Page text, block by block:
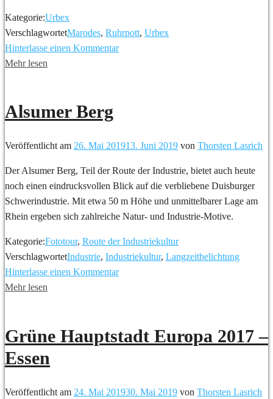
Kategorie:Urbex
VerschlagwortetMarodes, Ruhrpott, Urbex
Hinterlasse einen Kommentar
Mehr lesen
Alsumer Berg
Veröffentlicht am 26. Mai 201913. Juni 2019 von Thorsten Lasrich
Der Alsumer Berg, Teil der Route der Industrie, bietet auch heute
noch einen eindrucksvollen Blick auf die verbliebene Duisburger
Schwerindustrie. Mit etwa 50 m Höhe und unmittelbarer Lage am
Rhein ergeben sich zahlreiche Natur- und Industrie-Motive.
Kategorie:Fototour, Route der Industriekultur
VerschlagwortetIndustrie, Industriekultur, Langzeitbelichtung
Hinterlasse einen Kommentar
Mehr lesen
Grüne Hauptstadt Europa 2017 –
Essen
Veröffentlicht am 24. Mai 201930. Mai 2019 von Thorsten Lasrich